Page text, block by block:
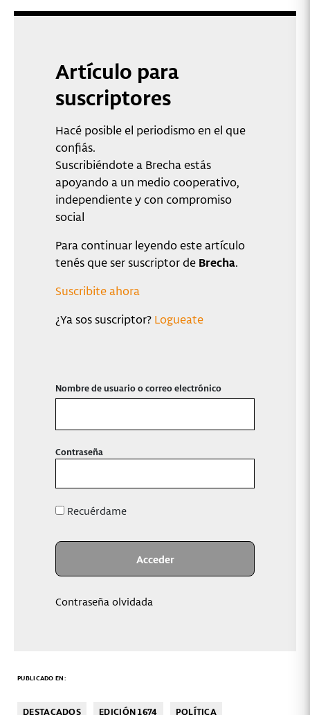
Artículo para
suscriptores
Hacé posible el periodismo en el que
confiás.
Suscribiéndote a Brecha estás
apoyando a un medio cooperativo,
independiente y con compromiso
social
Para continuar leyendo este artículo
tenés que ser suscriptor de Brecha.
Suscribite ahora
¿Ya sos suscriptor? Logueate
Nombre de usuario o correo electrónico
Contraseña
Recuérdame
Contraseña olvidada
PUBLICADO EN:
DESTACADOS EDICIÓN 1674 POLÍTICA